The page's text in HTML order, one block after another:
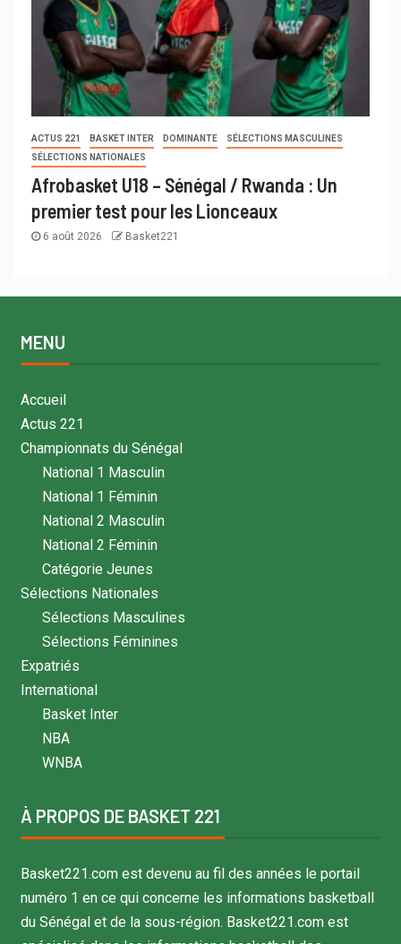
ACTUS 221 BASKET INTER DOMINANTE
SÉLECTIONS MASCULINES
SÉLECTIONS NATIONALES
Afrobasket U18 – Sénégal / Rwanda : Un
premier test pour les Lionceaux
6 août 2026 Basket221
MENU
Accueil
Actus 221
Championnats du Sénégal
National 1 Masculin
National 1 Féminin
National 2 Masculin
National 2 Féminin
Catégorie Jeunes
Sélections Nationales
Sélections Masculines
Sélections Féminines
Expatriés
International
Basket Inter
NBA
WNBA
À PROPOS DE BASKET 221
Basket221.com est devenu au fil des années le portail
numéro 1 en ce qui concerne les informations basketball
du Sénégal et de la sous-région. Basket221.com est